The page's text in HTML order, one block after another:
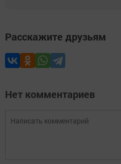
Расскажите друзьям
Нет комментариев